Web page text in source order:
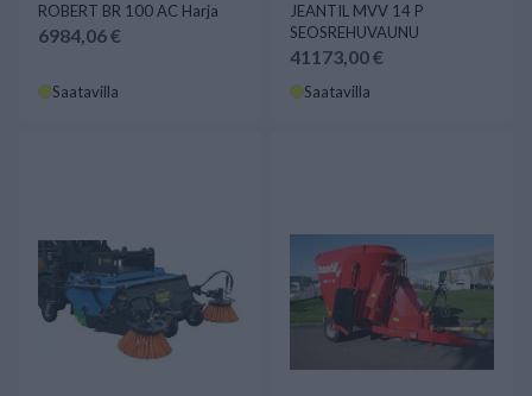
ROBERT BR 100 AC Harja
6984,06 €
Saatavilla
JEANTIL MVV 14 P
SEOSREHUVAUNU
41173,00 €
Saatavilla